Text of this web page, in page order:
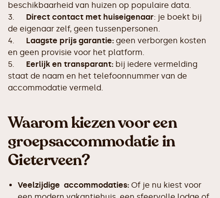
beschikbaarheid van huizen op populaire data.
3. Direct contact met huiseigenaar: je boekt bij
de eigenaar zelf, geen tussenpersonen.
4. Laagste prijs garantie: geen verborgen kosten
en geen provisie voor het platform.
5. Eerlijk en transparant: bij iedere vermelding
staat de naam en het telefoonnummer van de
accommodatie vermeld.
Waarom kiezen voor een
groepsaccommodatie in
Gieterveen?
Veelzijdige accommodaties: Of je nu kiest voor